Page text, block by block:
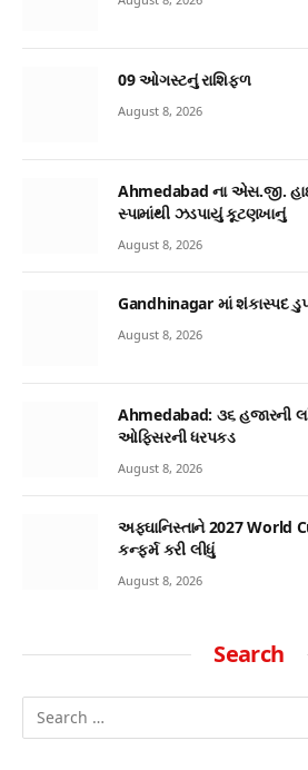
09 ઓગસ્ટનું રાશિફળ
August 8, 2026
Ahmedabad ના એસ.જી.
સ્પામાંથી ઝડપાયું કૂટણખાનું
August 8, 2026
Gandhinagar માં શંકાસ્પદ
August 8, 2026
Ahmedabad: ૩૬ હજારની
ઓફિસરની ધરપકડ
August 8, 2026
અફઘાનિસ્તાને 2027 World
કન્ફર્મ કરી લીધું
August 8, 2026
Search